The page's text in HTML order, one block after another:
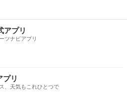
アプリ
ツナビアプリ
リ
、天気もこれひとつで